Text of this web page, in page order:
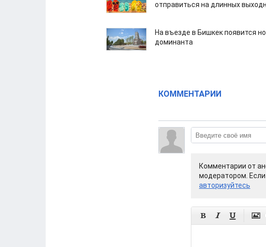
отправиться на длинных
На въезде в Бишкек появится
доминанта
КОММЕНТАРИИ
Комментарии от
модератором.
авторизуйтесь
   